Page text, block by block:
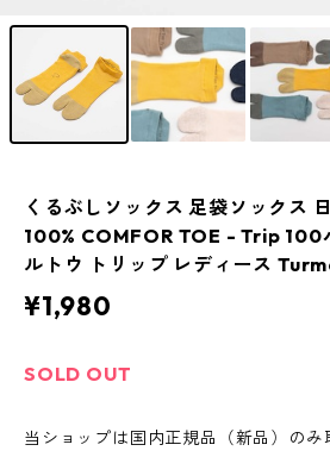
くるぶしソックス 足袋ソックス
100% COMFOR TOE - Trip 100
ルトウ トリップ レディース
¥1,980
SOLD OUT
当ショップは国内正規品（新品）の